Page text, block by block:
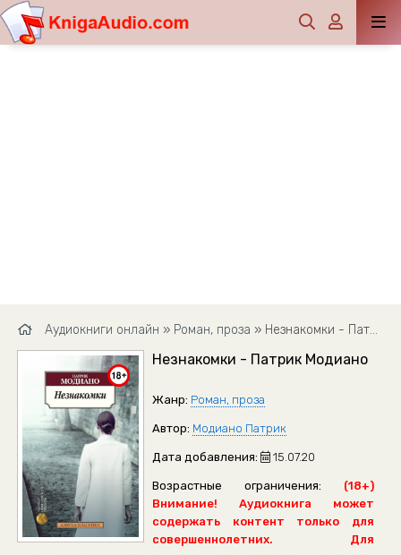
Аудиокниги онлайн » Роман, проза » Незнакомки - Патрик Модиано
Незнакомки - Патрик Модиано
Жанр: Роман, проза
Автор: Модиано Патрик
Дата добавления: 15.07.20
Возрастные ограничения:
(18+)
Внимание! Аудиокнига может
содержать контент только для
совершеннолетних. Для